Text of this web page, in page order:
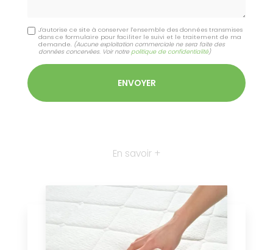
J'autorise ce site à conserver l'ensemble des données transmises
dans ce formulaire pour faciliter le suivi et le traitement de ma
demande. (Aucune exploitation commerciale ne sera faite des
données concervées. Voir notre politique de confidentialité)
En savoir +